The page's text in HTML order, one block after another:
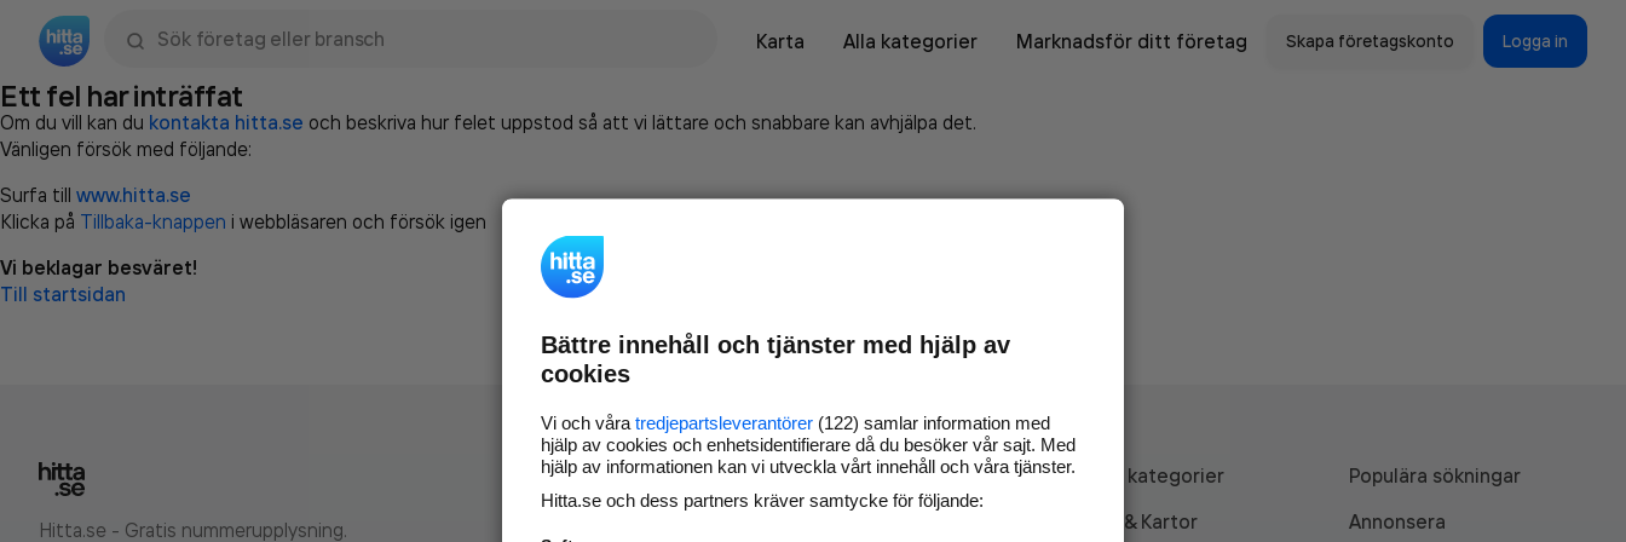
Karta
Alla kategorier Marknadsför ditt företag Skapa företagskonto Logga in
Ett fel har inträffat
Om du vill kan du kontakta hitta.se och beskriva hur felet uppstod så att vi lättare och snabbare kan avhjälpa det.
Vänligen försök med följande:
Surfa till www.hitta.se
Klicka på Tillbaka-knappen i webbläsaren och försök igen
Vi beklagar besväret!
Till startsidan
Hitta.se - Gratis nummerupplysning.
Marknadsför företaget på
Alla kategorier
Populära sökningar
API & Kartor
Annonsera
Bättre innehåll och tjänster med hjälp av
cookies
Vi och våra tredjepartsleverantörer (122) samlar information med
hjälp av cookies och enhetsidentifierare då du besöker vår sajt. Med
hjälp av informationen kan vi utveckla vårt innehåll och våra tjänster.
Hitta.se och dess partners kräver samtycke för följande: